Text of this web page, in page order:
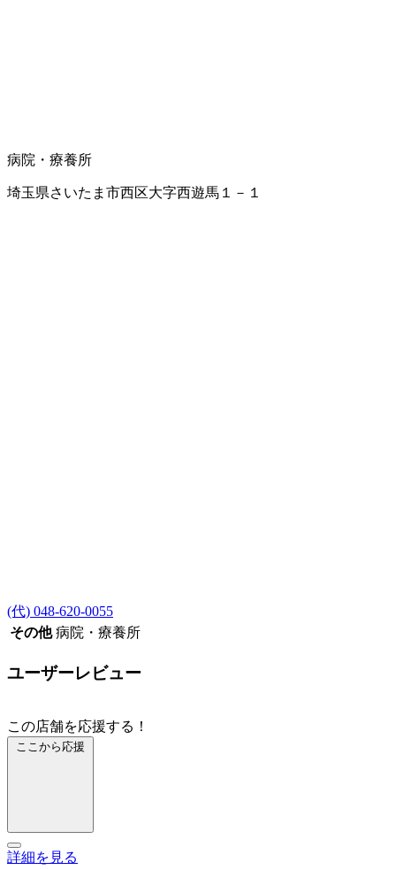
病院・療養所
埼玉県さいたま市西区大字西遊馬１－１
(代) 048-620-0055
その他 病院・療養所
ユーザーレビュー
この店舗を応援する！
ここから応援
詳細を見る